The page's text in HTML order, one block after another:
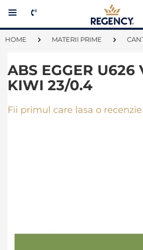
HOME MATERII PRIME
ABS EGGER U626
KIWI 23/0.4
Fii primul care lasa o recenzie